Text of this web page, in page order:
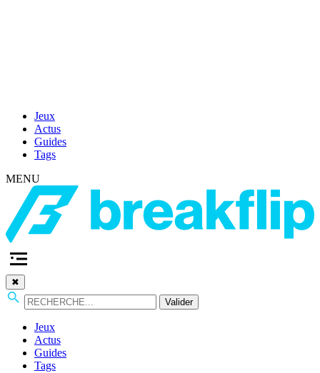
Jeux
Actus
Guides
Tags
MENU
✖
Valider
Jeux
Actus
Guides
Tags